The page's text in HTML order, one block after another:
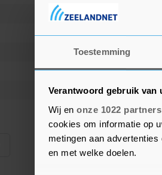
Toestemming
Verantwoord gebruik van
Wij en onze 1022 partners
cookies om informatie op
metingen aan
en met welke doelen.